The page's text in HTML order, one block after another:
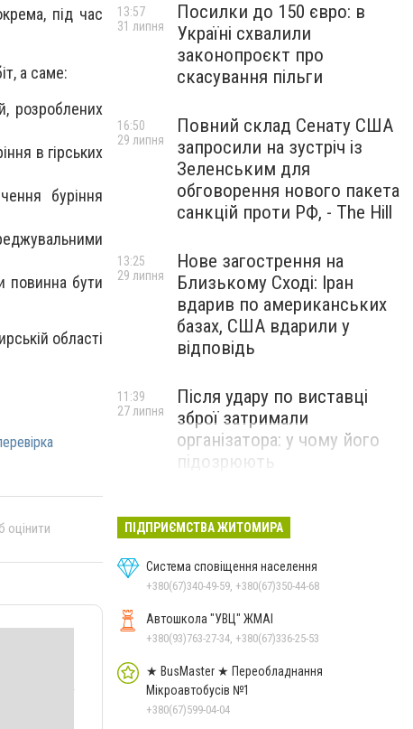
під час
а саме:
розроблених
в гірських
буріння
повинна бути
області
оцінити
Посилки до 150 євро: в
Україні схвалили
законопроєкт про
скасування пільги
13:57
31 липня
Повний склад Сенату США
запросили на зустріч із
Зеленським для
обговорення нового пакета
санкцій проти РФ, - The Hill
16:50
29 липня
Нове загострення на
Близькому Сході: Іран
вдарив по американських
базах, США вдарили у
відповідь
13:25
29 липня
Після удару по виставці
зброї затримали
організатора: у чому його
підозрюють
11:39
27 липня
ПІДПРИЄМСТВА ЖИТОМИРА
Система сповіщення населення
+380(67)340-49-59, +380(67)350-44-68
Автошкола "УВЦ" ЖМАІ
+380(93)763-27-34, +380(67)336-25-53
★ BusMaster ★ Переобладнання
Мікроавтобусів №1
+380(67)599-04-04